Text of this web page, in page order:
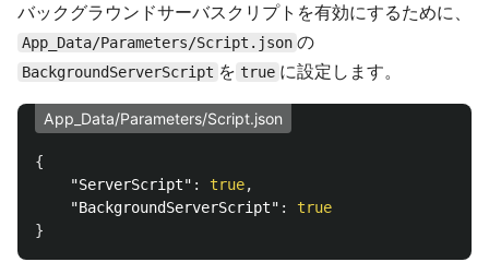
バックグラウンドサーバスクリプトを有効にするために、
App_Data/Parameters/Script.json の
BackgroundServerScript を true に設定します。
App_Data/Parameters/Script.json
{
"ServerScript" : true,
"BackgroundServerScript" :
true
}